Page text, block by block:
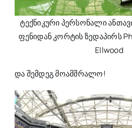
ტექნიკური პერსონალი
ფენიდან კორტის ზედაპირს
Ellwood
და შემდეგ მოამშრალო!